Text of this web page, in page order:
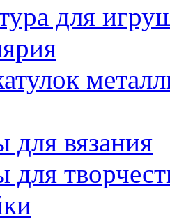
для
для вязания
для